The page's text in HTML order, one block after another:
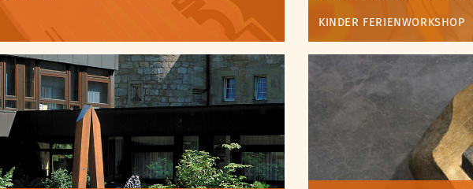
KINDER FERIENWORKSHOP